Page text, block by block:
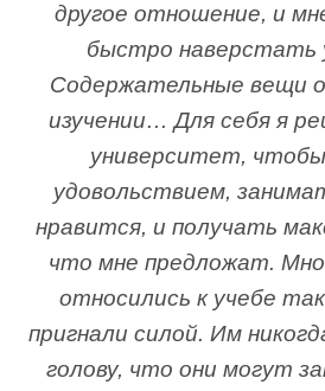
другое отношение, и
быстро наверстать
Содержательные вещи
изучении… Для себя я
университет,
удовольствием,
нравится, и получать
что мне предложат.
относились к учебе
пригнали силой. Им
голову, что они могут